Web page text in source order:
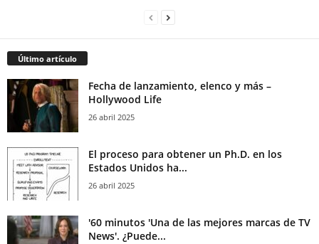
Último artículo
Fecha de lanzamiento, elenco y más –
Hollywood Life
26 abril 2025
El proceso para obtener un Ph.D. en los
Estados Unidos ha...
26 abril 2025
'60 minutos 'Una de las mejores marcas de TV
News'. ¿Puede...